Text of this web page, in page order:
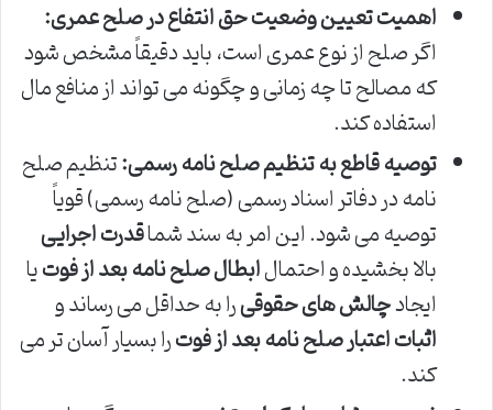
اهمیت تعیین وضعیت حق انتفاع در صلح عمری:
اگر صلح از نوع عمری است، باید دقیقاً مشخص شود
که مصالح تا چه زمانی و چگونه می تواند از منافع مال
استفاده کند.
توصیه قاطع به تنظیم صلح نامه رسمی:تنظیم صلح
نامه در دفاتر اسناد رسمی (صلح نامه رسمی) قویاً
توصیه می شود. این امر به سند شماقدرت اجرایی
بالا بخشیده و احتمالابطال صلح نامه بعد از فوتیا
ایجادچالش های حقوقیرا به حداقل می رساند و
اثبات اعتبار صلح نامه بعد از فوترا بسیار آسان تر می
کند.